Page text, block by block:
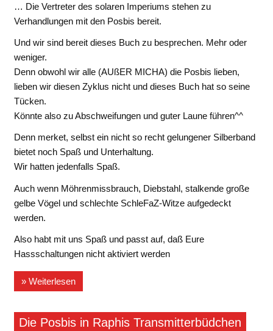
… Die Vertreter des solaren Imperiums stehen zu
Verhandlungen mit den Posbis bereit.
Und wir sind bereit dieses Buch zu besprechen. Mehr oder
weniger.
Denn obwohl wir alle (AUßER MICHA) die Posbis lieben,
lieben wir diesen Zyklus nicht und dieses Buch hat so seine
Tücken.
Könnte also zu Abschweifungen und guter Laune führen^^
Denn merket, selbst ein nicht so recht gelungener Silberband
bietet noch Spaß und Unterhaltung.
Wir hatten jedenfalls Spaß.
Auch wenn Möhrenmissbrauch, Diebstahl, stalkende große
gelbe Vögel und schlechte SchleFaZ-Witze aufgedeckt
werden.
Also habt mit uns Spaß und passt auf, daß Eure
Hassschaltungen nicht aktiviert werden
» Weiterlesen
Die Posbis in Raphis Transmitterbüdchen